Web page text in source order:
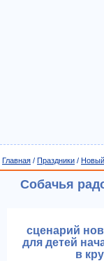
Главная / Праздники / Новый
Собачья
cценарий
для детей
в